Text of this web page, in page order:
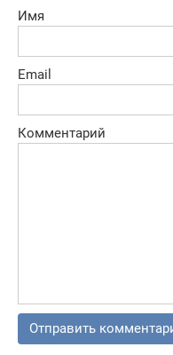
Имя
Email
Комментарий